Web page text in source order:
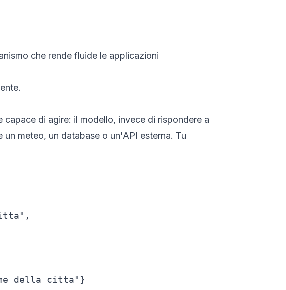
che rende fluide le applicazioni
di agire: il modello, invece di rispondere a
meteo, un database o un'API esterna. Tu
della citta"}